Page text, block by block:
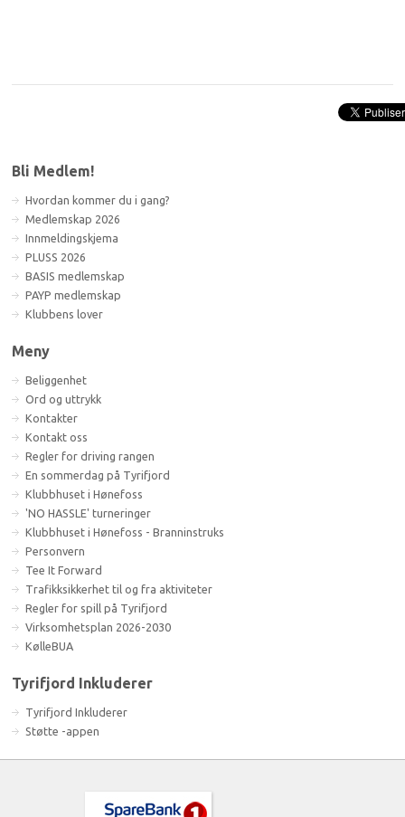
Bli Medlem!
Hvordan kommer du i gang?
Medlemskap 2026
Innmeldingskjema
PLUSS 2026
BASIS medlemskap
PAYP medlemskap
Klubbens lover
Meny
Beliggenhet
Ord og uttrykk
Kontakter
Kontakt oss
Regler for driving rangen
En sommerdag på Tyrifjord
Klubbhuset i Hønefoss
'NO HASSLE' turneringer
Klubbhuset i Hønefoss - Branninstruks
Personvern
Tee It Forward
Trafikksikkerhet til og fra aktiviteter
Regler for spill på Tyrifjord
Virksomhetsplan 2026-2030
KølleBUA
Tyrifjord Inkluderer
Tyrifjord Inkluderer
Støtte -appen